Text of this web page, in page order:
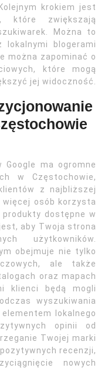
krokiem jest
które zwiększają
Można to
lokalnymi blogerami
można zapominać o
które mogą
jej widoczność.
Google ma ogromne
w Częstochowie,
z najbliższej
osób korzysta
dostępne w
aby Twoja strona
użytkowników.
obejmuje nie tylko
ale także
oraz mapach
klienci będą mogli
wyszukiwania
lokalnego
opinii od
Twojej marki
recenzji,
nowych